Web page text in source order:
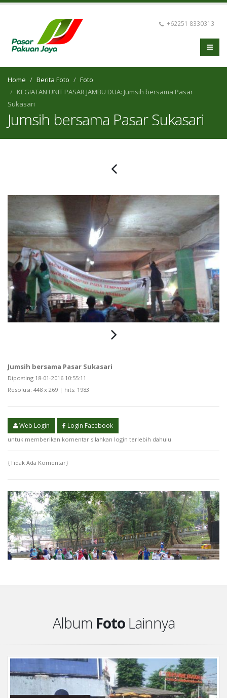
+62251 8330313
Home Berita Foto
Foto
KEGIATAN UNIT PASAR JAMBU DUA: Jumsih bersama Pasar
Sukasari
Jumsih bersama Pasar Sukasari
Jumsih bersama Pasar Sukasari
Diposting 18-01-2016 10:55:11
Resolusi: 448 x 269 | hits: 1983
Web Login Login Facebook
untuk memberikan komentar silahkan login terlebih dahulu.
{Tidak Ada Komentar}
Album FotoLainnya